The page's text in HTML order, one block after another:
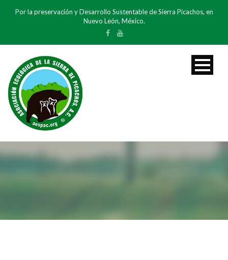
Por la preservación y Desarrollo Sustentable de Sierra Picachos, en
Nuevo León, México.